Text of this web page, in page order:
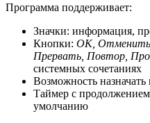
Программа поддерживает:
Значки: информация,
Кнопки: ОК,
Прервать, Повтор,
системных сочетаниях
Возможность
Таймер с
умолчанию